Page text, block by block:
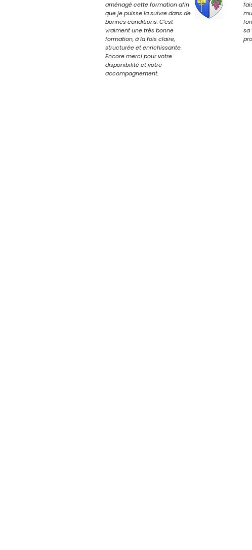
aménagé cette formation afin
que je puisse la suivre dans de
bonnes conditions. C’est
vraiment une très bonne
formation, à la fois claire,
structurée et enrichissante.
Encore merci pour votre
disponibilité et votre
accompagnement.
sa